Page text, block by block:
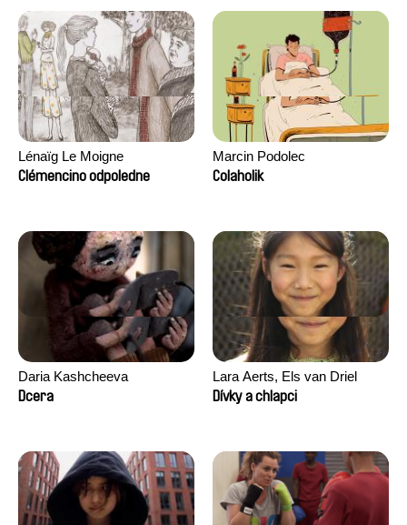
Lénaïg Le Moigne
Clémencino odpoledne
Marcin Podolec
Colaholik
Daria Kashcheeva
Dcera
Lara Aerts, Els van Driel
Dívky a chlapci